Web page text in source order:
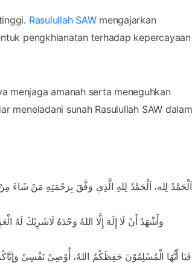
Rasulullah SAWmengajarkan
pengkhianatan terhadap kepercayaan
menjaga amanah serta meneguhkan
meneladani sunah Rasulullah SAW dalam
اَلْحَمْدُ لِله، اَلْحَمْدُ لِلهِ الَّذِي وَفَّقَ بِرَحْمَتِهِ مَنْ شَاءَ
وَأَشْهَدُ أَنْ لَا إِلَهَ إِلَّا اللهُ وَحْدَهُ لَاشَرِيْكَ لَهُ
فَيَا أَيُّهَا الْمُسْلِمُوْنَ حَفِظَكُمُ اللهُ، أُوْصِيْ نَفْسِيْ وَإِيَّاكُمْ